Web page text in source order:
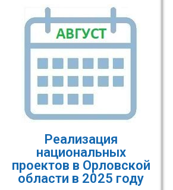
Реализация
национальных
проектов в Орловской
области в 2025 году